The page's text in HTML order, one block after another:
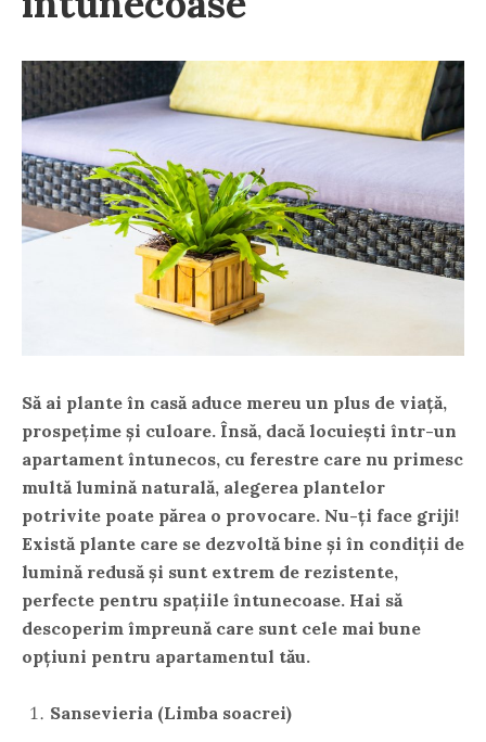
Să ai plante în casă aduce mereu un plus de viață,
prospețime și culoare. Însă, dacă locuiești într-un
apartament întunecos, cu ferestre care nu primesc
multă lumină naturală, alegerea plantelor
potrivite poate părea o provocare. Nu-ți face griji!
Există plante care se dezvoltă bine și în condiții de
lumină redusă și sunt extrem de rezistente,
perfecte pentru spațiile întunecoase. Hai să
descoperim împreună care sunt cele mai bune
opțiuni pentru apartamentul tău.
Sansevieria (Limba soacrei)